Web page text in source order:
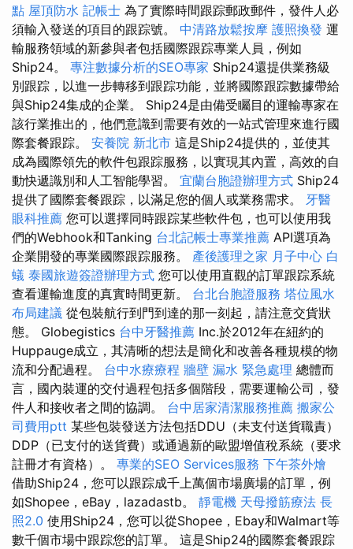
點 屋頂防水 記帳士 為了實際時間跟踪郵政郵件，發件人必
須輸入發送的項目的跟踪號。 中清路放鬆按摩 護照換發 運
輸服務領域的新參與者包括國際跟踪專業人員，例如
Ship24。 專注數據分析的SEO專家 Ship24還提供業務級
別跟踪，以進一步轉移到跟踪功能，並將國際跟踪數據帶給
與Ship24集成的企業。 Ship24是由備受矚目的運輸專家在
該行業推出的，他們意識到需要有效的一站式管理來進行國
際套餐跟踪。 安養院 新北市 這是Ship24提供的，並使其
成為國際領先的軟件包跟踪服務，以實現其內置，高效的自
動快遞識別和人工智能學習。 宜蘭台胞證辦理方式 Ship24
提供了國際套餐跟踪，以滿足您的個人或業務需求。 牙醫
眼科推薦 您可以選擇同時跟踪某些軟件包，也可以使用我
們的Webhook和Tanking 台北記帳士專業推薦 API選項為
企業開發的專業國際跟踪服務。 產後護理之家 月子中心 白
蟻 泰國旅遊簽證辦理方式 您可以使用直觀的訂單跟踪系統
查看運輸進度的真實時間更新。 台北台胞證服務 塔位風水
布局建議 從包裝航行到門到達的那一刻起，請注意交貨狀
態。 Globegistics 台中牙醫推薦 Inc.於2012年在紐約的
Huppauge成立，其清晰的想法是簡化和改善各種規模的物
流和分配過程。 台中水療療程 牆壁 漏水 緊急處理 總體而
言，國內裝運的交付過程包括多個階段，需要運輸公司，發
件人和接收者之間的協調。 台中居家清潔服務推薦 搬家公
司費用ptt 某些包裝發送方法包括DDU（未支付送貨職責）
DDP（已支付的送貨費）或通過新的歐盟增值稅系統（要求
註冊才有資格）。 專業的SEO Services服務 下午茶外燴
借助Ship24，您可以跟踪成千上萬個市場廣場的訂單，例
如Shopee，eBay，lazadastb。 靜電機 天母撥筋療法 長
照2.0 使用Ship24，您可以從Shopee，Ebay和Walmart等
數千個市場中跟踪您的訂單。 這是Ship24的國際套餐跟踪